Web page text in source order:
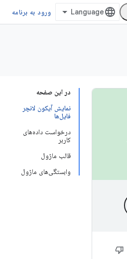
ورود به برنامه
در این صفحه
نمایش آیکون لانچر
فایل‌ها
درخواست داده‌های
کاربر
قالب ماژول
وابستگی‌های ماژول